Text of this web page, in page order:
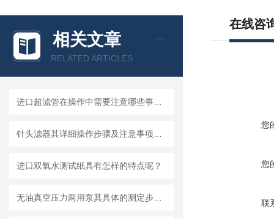
相关文章
RELATED ARTICLES
进口双氧水测试纸具有怎样的特点呢？
在线咨
您
您
联